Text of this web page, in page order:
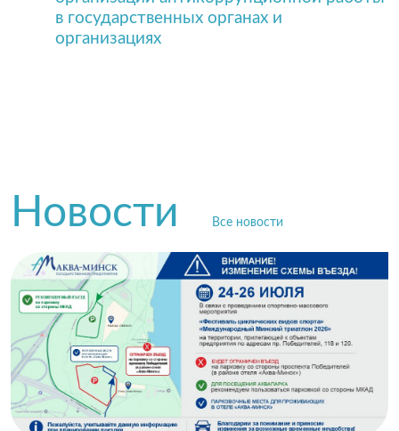
в государственных органах и
организациях
Новости Все новости